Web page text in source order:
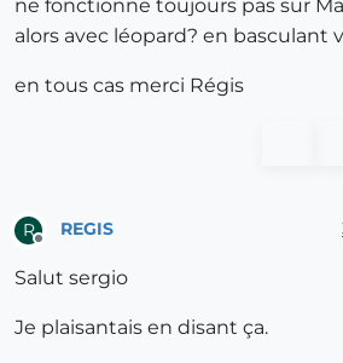
ne fonctionne toujours pas sur
alors avec léopard? en basculant
en tous cas merci Régis
R
Offline
REGIS
Salut sergio
Je plaisantais en disant ça.